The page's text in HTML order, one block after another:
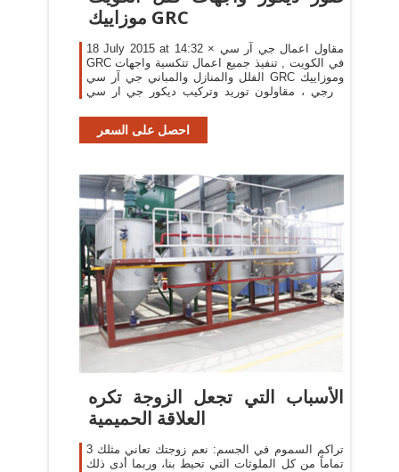
موزاييك GRC
18 July 2015 at 14:32 × مقاول اعمال جي آر سي
GRC في الكويت , تنفيذ جميع اعمال تتكسية واجهات
الفلل والمنازل والمباني جي آر سي GRC وموزاييك
خارجي ، مقاولون توريد وتركيب ديكور جي ار سي
الكويت مثل
احصل على السعر
الأسباب التي تجعل الزوجة تكره
العلاقة الحميمية
3 تراكم السموم في الجسم: نعم زوجتك تعاني مثلك
تماماً من كل الملوثات التي تحيط بنا، وربما أدى ذلك